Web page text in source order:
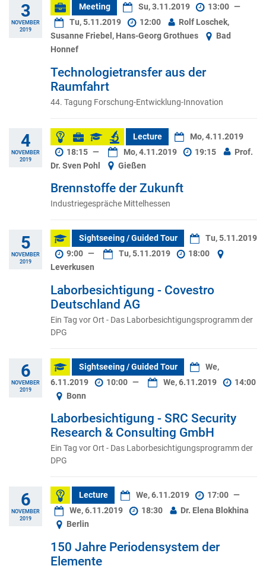
3
NOVEMBER
2019
Meeting Su, 3.11.2019 13:00 —
Tu, 5.11.2019
12:00
Rolf Loschek,
Susanne Friebel, Hans-Georg Grothues
Bad
Honnef
Technologietransfer aus der
Raumfahrt
44. Tagung Forschung-Entwicklung-Innovation
4
NOVEMBER
2019
Lecture
Mo, 4.11.2019
18:15 — Mo, 4.11.2019 19:15
Prof.
Dr. Sven Pohl
Gießen
Brennstoffe der Zukunft
Industriegespräche Mittelhessen
5
NOVEMBER
2019
Sightseeing / Guided Tour
Tu, 5.11.2019
9:00 — Tu, 5.11.2019
18:00
Leverkusen
Laborbesichtigung - Covestro
Deutschland AG
Ein Tag vor Ort - Das Laborbesichtigungsprogramm der
DPG
6
NOVEMBER
2019
Sightseeing / Guided Tour
We,
6.11.2019
10:00 — We, 6.11.2019
14:00
Bonn
Laborbesichtigung - SRC Security
Research & Consulting GmbH
Ein Tag vor Ort - Das Laborbesichtigungsprogramm der
DPG
6
NOVEMBER
2019
Lecture We, 6.11.2019 17:00 —
We, 6.11.2019
18:30
Dr. Elena Blokhina
Berlin
150 Jahre Periodensystem der
Elemente